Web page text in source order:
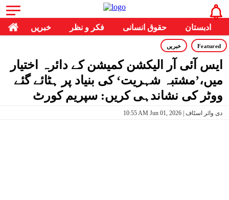
خبریں فکر و نظر حقوق انسانی ادبستان
Featured خبریں
ایس آئی آر الیکشن کمیشن کے دائرہ اختیار
میں،’مشتبہ شہریت‘ کی بنیاد پر ہٹائے گئے
ووٹر کی نشاندہی کریں: سپریم کورٹ
10:55 AM Jun 01, 2026 | دی وائر اسٹاف